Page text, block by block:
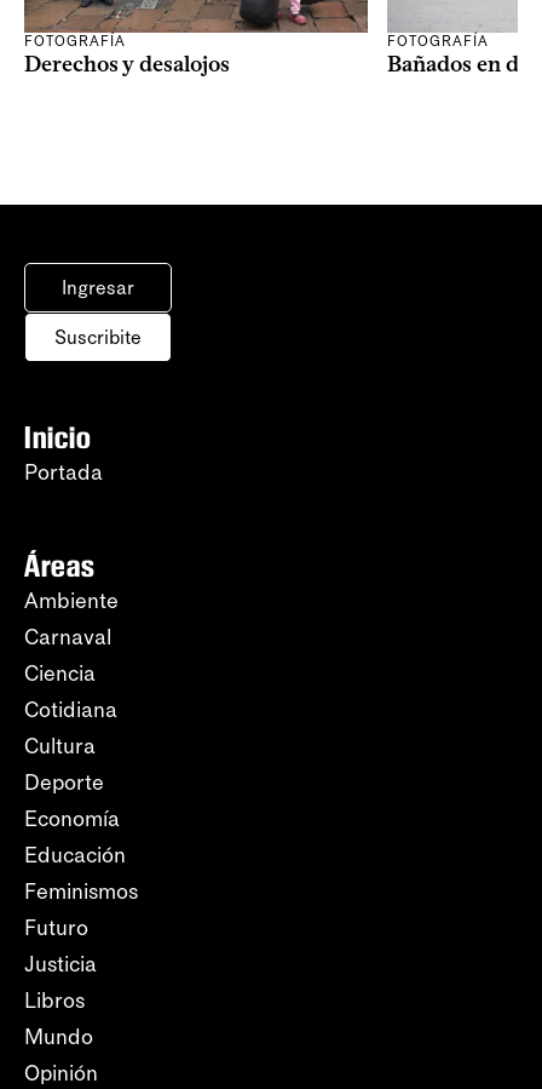
FOTOGRAFÍA
Derechos y desalojos
FOTOGRAFÍA
Bañados en
Ingresar
Suscribite
Inicio
Portada
Áreas
Ambiente
Carnaval
Ciencia
Cotidiana
Cultura
Deporte
Economía
Educación
Feminismos
Futuro
Justicia
Libros
Mundo
Opinión